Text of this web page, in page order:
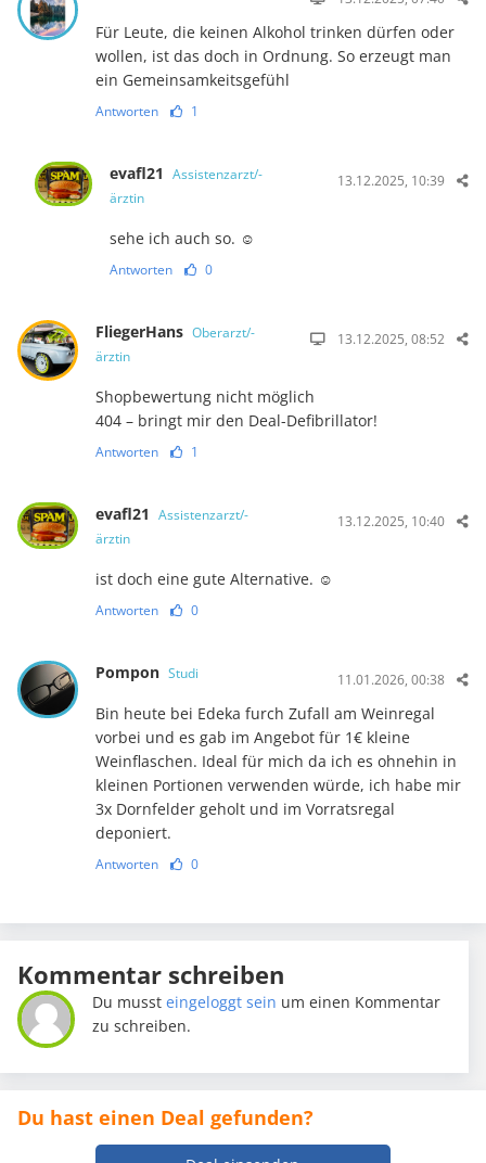
Für Leute, die keinen Alkohol trinken dürfen oder
wollen, ist das doch in Ordnung. So erzeugt man
ein Gemeinsamkeitsgefühl
Antworten 1
evafl21
Assistenzarzt/-
ärztin
13.12.2025, 10:39
sehe ich auch so. ☺️
Antworten 0
FliegerHans Oberarzt/-
ärztin
13.12.2025, 08:52
Shopbewertung nicht möglich
404 – bringt mir den Deal-Defibrillator!
Antworten 1
evafl21 Assistenzarzt/-
ärztin
13.12.2025, 10:40
ist doch eine gute Alternative. ☺️
Antworten 0
Pompon Studi 11.01.2026, 00:38
Bin heute bei Edeka furch Zufall am Weinregal
vorbei und es gab im Angebot für 1€ kleine
Weinflaschen. Ideal für mich da ich es ohnehin in
kleinen Portionen verwenden würde, ich habe mir
3x Dornfelder geholt und im Vorratsregal
deponiert.
Antworten 0
Kommentar schreiben
Du mussteingeloggt sein um einen Kommentar
zu schreiben.
Du hast einen Deal gefunden?